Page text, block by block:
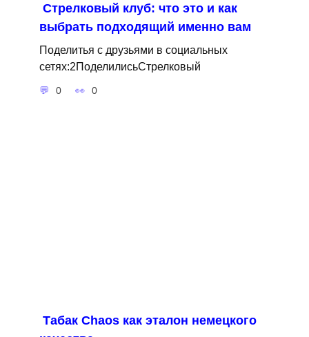
Стрелковый клуб: что это и как
выбрать подходящий именно вам
Поделитья с друзьями в социальных
сетях:2ПоделилисьСтрелковый
0 0
Табак Сhaos как эталон немецкого